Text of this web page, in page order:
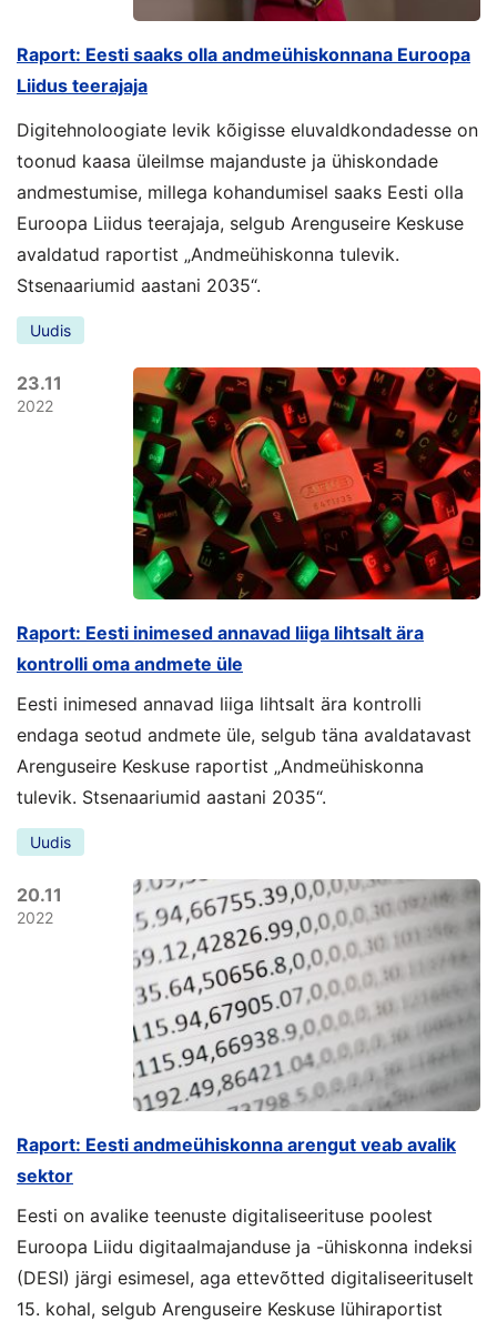
Raport: Eesti saaks olla andmeühiskonnana Euroopa
Liidus teerajaja
Digitehnoloogiate levik kõigisse eluvaldkondadesse on
toonud kaasa üleilmse majanduste ja ühiskondade
andmestumise, millega kohandumisel saaks Eesti olla
Euroopa Liidus teerajaja, selgub Arenguseire Keskuse
avaldatud raportist „Andmeühiskonna tulevik.
Stsenaariumid aastani 2035“.
Uudis
23.11
2022
Raport: Eesti inimesed annavad liiga lihtsalt ära
kontrolli oma andmete üle
Eesti inimesed annavad liiga lihtsalt ära kontrolli
endaga seotud andmete üle, selgub täna avaldatavast
Arenguseire Keskuse raportist „Andmeühiskonna
tulevik. Stsenaariumid aastani 2035“.
Uudis
20.11
2022
Raport: Eesti andmeühiskonna arengut veab avalik
sektor
Eesti on avalike teenuste digitaliseerituse poolest
Euroopa Liidu digitaalmajanduse ja -ühiskonna indeksi
(DESI) järgi esimesel, aga ettevõtted digitaliseerituselt
15. kohal, selgub Arenguseire Keskuse lühiraportist